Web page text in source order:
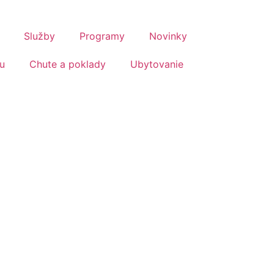
Služby Programy Novinky
Chute a poklady Ubytovanie